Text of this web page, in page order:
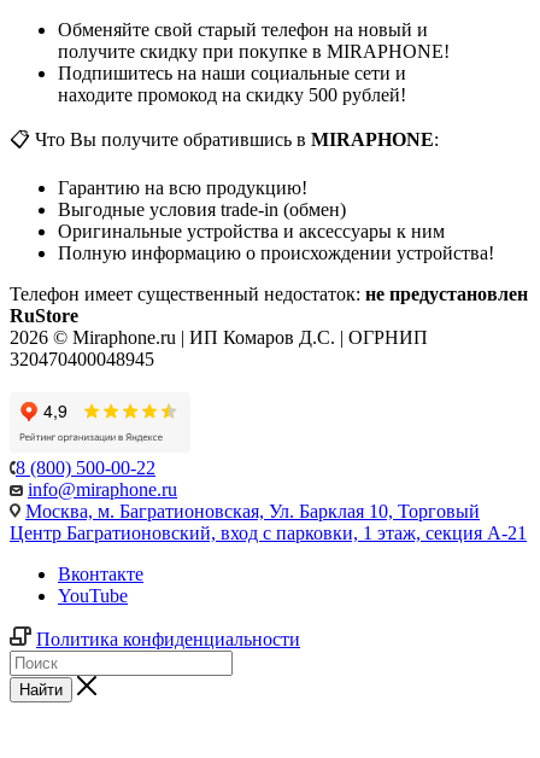
Обменяйте свой старый телефон на новый и
получите скидку при покупке в MIRAPHONE!
Подпишитесь на наши социальные сети и
находите промокод на скидку 500 рублей!
📋 Что Вы получите обратившись в MIRAPHONE:
Гарантию на всю продукцию!
Выгодные условия trade-in (обмен)
Оригинальные устройства и аксессуары к ним
Полную информацию о происхождении устройства!
Телефон имеет существенный недостаток: не предустановлен
RuStore
2026 © Miraphone.ru | ИП Комаров Д.С. | ОГРНИП
320470400048945
8 (800) 500-00-22
info@miraphone.ru
Москва, м. Багратионовская, Ул. Барклая 10, Торговый
Центр Багратионовский, вход с парковки, 1 этаж, секция А-21
Вконтакте
YouTube
Политика конфиденциальности
Найти